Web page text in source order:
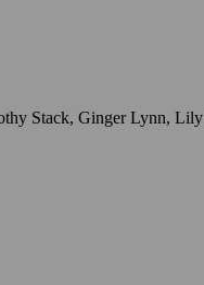
Herci: Arielle Kebbel, Tad Hilgenbrink, Eugene